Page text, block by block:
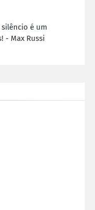
é um
- Max Russi